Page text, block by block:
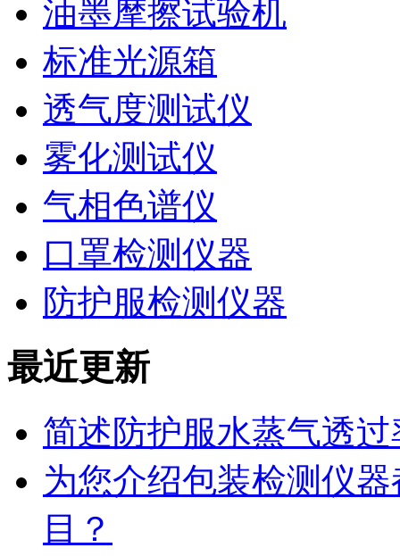
油墨摩擦试验机
标准光源箱
透气度测试仪
雾化测试仪
气相色谱仪
口罩检测仪器
防护服检测仪器
最近更新
简述防护服水蒸气透
为您介绍包装检测仪
目？